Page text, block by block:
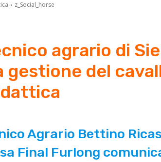
z_Social_horse
agrario di
gestione del
Agrario Bettino
Final Furlong